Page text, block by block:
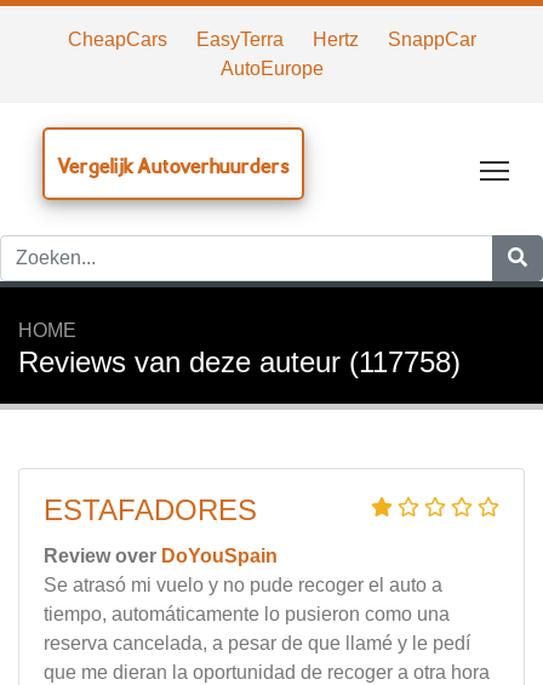
CheapCars EasyTerra Hertz
SnappCar
AutoEurope
Vergelijk Autoverhuurders
HOME
Reviews van deze auteur (117758)
ESTAFADORES
Review over DoYouSpain
Se atrasó mi vuelo y no pude recoger el auto a
tiempo, automáticamente lo pusieron como una
reserva cancelada, a pesar de que llamé y le pedí
que me dieran la oportunidad de recoger a otra hora